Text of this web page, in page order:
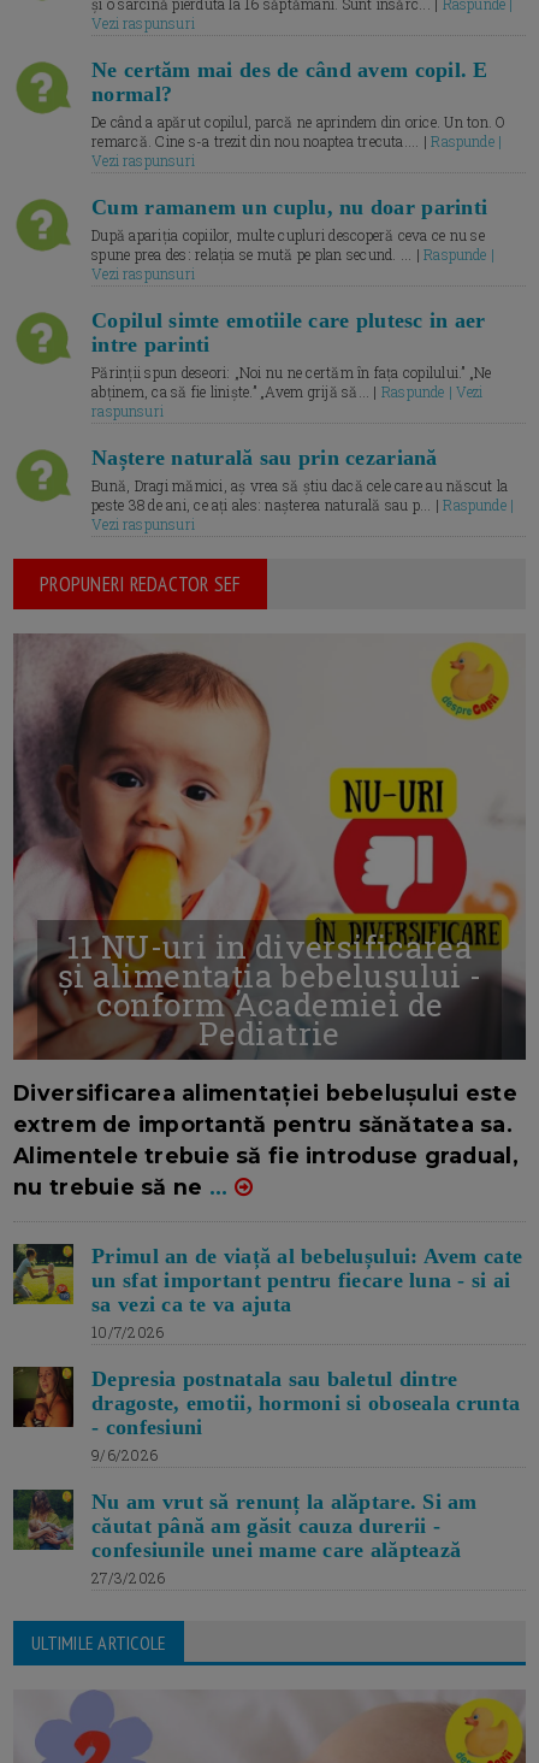
și o sarcină pierduta la 16 săptămâni. Sunt însărc... | Raspunde |
Vezi raspunsuri
Ne certăm mai des de când avem copil. E
normal?
De când a apărut copilul, parcă ne aprindem din orice. Un ton. O
remarcă. Cine s-a trezit din nou noaptea trecuta.... |Raspunde |
Vezi raspunsuri
Cum ramanem un cuplu, nu doar parinti
După apariția copiilor, multe cupluri descoperă ceva ce nu se
spune prea des: relația se mută pe plan secund. ... |Raspunde |
Vezi raspunsuri
Copilul simte emotiile care plutesc in aer
intre parinti
Părinții spun deseori: „Noi nu ne certăm în fața copilului.” „Ne
abținem, ca să fie liniște.” „Avem grijă să... | Raspunde | Vezi
raspunsuri
Naștere naturală sau prin cezariană
Bună, Dragi mămici, aș vrea să știu dacă cele care au născut la
peste 38 de ani, ce ați ales: nașterea naturală sau p... |Raspunde |
Vezi raspunsuri
PROPUNERI REDACTOR SEF
11 NU-uri in diversificarea
și alimentația bebelușului -
conform Academiei de
Pediatrie
Diversificarea alimentației bebelușului este
extrem de importantă pentru sănătatea sa.
Alimentele trebuie să fie introduse gradual,
nu trebuie să ne ...
Primul an de viață al bebelușului: Avem cate
un sfat important pentru fiecare luna - si ai
sa vezi ca te va ajuta
10/7/2026
Depresia postnatala sau baletul dintre
dragoste, emotii, hormoni si oboseala crunta
- confesiuni
9/6/2026
Nu am vrut să renunț la alăptare. Si am
căutat până am găsit cauza durerii -
confesiunile unei mame care alăptează
27/3/2026
ULTIMILE ARTICOLE